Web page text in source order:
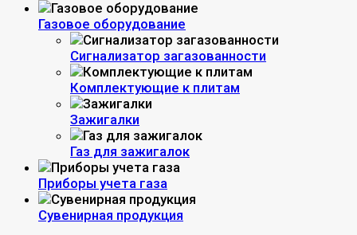
Газовое оборудование
Сигнализатор загазованности
Комплектующие к плитам
Зажигалки
Газ для зажигалок
Приборы учета газа
Сувенирная продукция